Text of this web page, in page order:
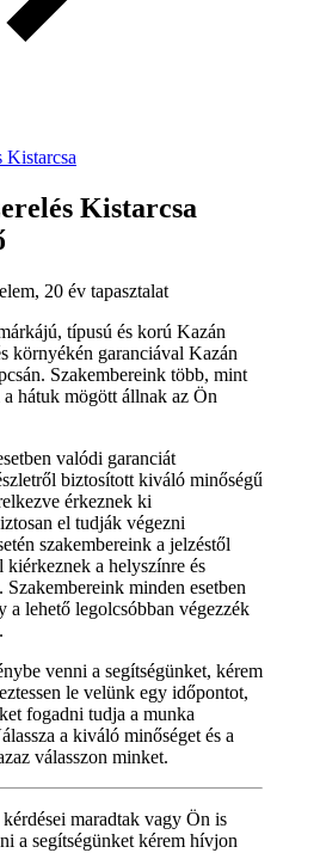
Kistarcsa
Kistarcsa
20 év tapasztalat
típusú és korú Kazán
környékén garanciával Kazán
Szakembereink több, mint
a hátuk mögött állnak az Ön
valódi garanciát
biztosított kiváló minőségű
érkeznek ki
el tudják végezni
szakembereink a jelzéstől
kiérkeznek a helyszínre és
minden esetben
a lehető legolcsóbban végezzék
venni a segítségünket, kérem
le velünk egy időpontot,
fogadni tudja a munka
a kiváló minőséget és a
válasszon minket.
maradtak vagy Ön is
a segítségünket kérem hívjon